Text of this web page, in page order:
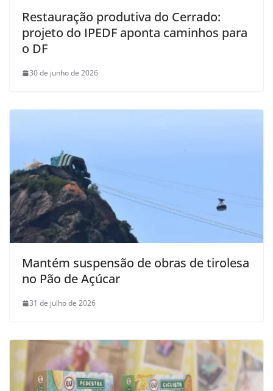
Restauração produtiva do Cerrado:
projeto do IPEDF aponta caminhos para
o DF
30 de junho de 2026
Mantém suspensão de obras de tirolesa
no Pão de Açúcar
31 de julho de 2026